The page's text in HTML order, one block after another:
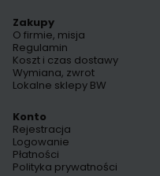
Zakupy
O firmie, misja
Regulamin
Koszt i czas dostawy
Wymiana, zwrot
Lokalne sklepy BW
Konto
Rejestracja
Logowanie
Płatności
Polityka prywatności